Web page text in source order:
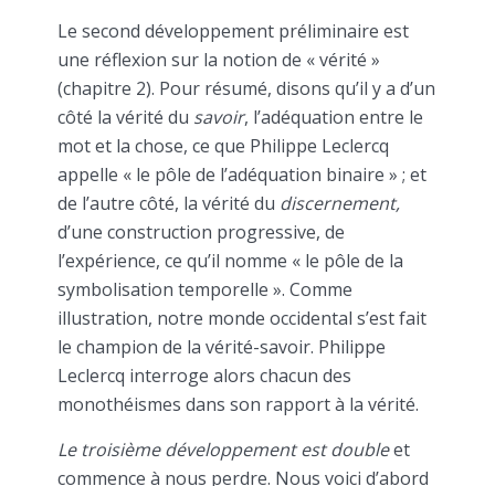
Le second développement préliminaire est
une réflexion sur la notion de « vérité »
(chapitre 2). Pour résumé, disons qu’il y a d’un
côté la vérité du savoir, l’adéquation entre le
mot et la chose, ce que Philippe Leclercq
appelle « le pôle de l’adéquation binaire » ; et
de l’autre côté, la vérité du discernement,
d’une construction progressive, de
l’expérience, ce qu’il nomme « le pôle de la
symbolisation temporelle ». Comme
illustration, notre monde occidental s’est fait
le champion de la vérité-savoir. Philippe
Leclercq interroge alors chacun des
monothéismes dans son rapport à la vérité.
Le troisième développement est doubleet
commence à nous perdre. Nous voici d’abord